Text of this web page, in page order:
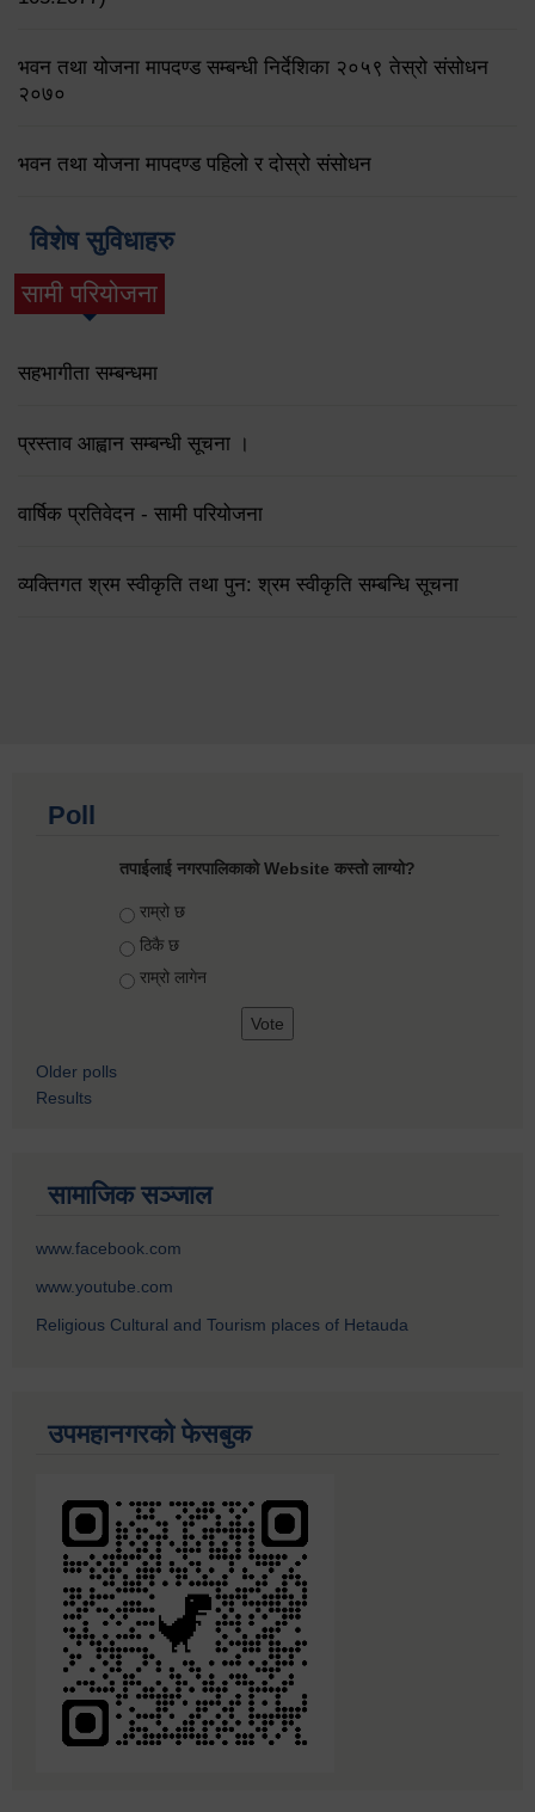
भवन तथा योजना मापदण्ड सम्बन्धी निर्देशिका २०५९ तेस्रो संसोधन
२०७०
भवन तथा योजना मापदण्ड पहिलो र दोस्रो संसोधन
विशेष सुविधाहरु
सामी परियोजना
(active tab)
सहभागीता सम्बन्धमा
प्रस्ताव आह्वान सम्बन्धी सूचना ।
वार्षिक प्रतिवेदन - सामी परियोजना
व्यक्तिगत श्रम स्वीकृति तथा पुन: श्रम स्वीकृति सम्बन्धि सूचना
Poll
तपाईलाई नगरपालिकाको Website कस्तो लाग्यो?
Choices
राम्रो छ
ठिकै छ
राम्रो लागेन
Older polls
Results
सामाजिक सञ्जाल
www.facebook.com
www.youtube.com
Religious Cultural and Tourism places of Hetauda
उपमहानगरको फेसबुक